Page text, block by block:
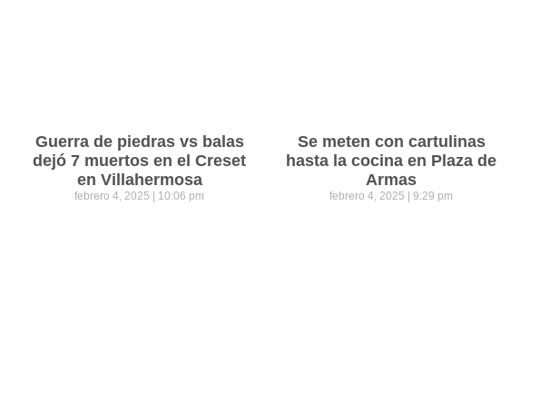
Guerra de piedras vs balas
dejó 7 muertos en el Creset
en Villahermosa
febrero 4, 2025 10:06 pm
Se meten con cartulinas
hasta la cocina en Plaza de
Armas
febrero 4, 2025 9:29 pm